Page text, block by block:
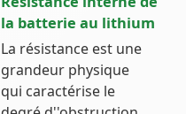
la batterie au lithium
La résistance est une
grandeur physique
qui caractérise le